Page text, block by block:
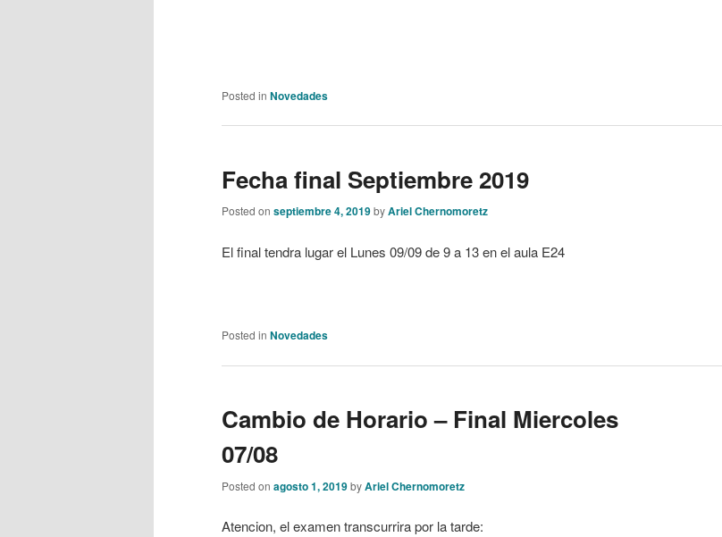
Posted in Novedades
Fecha final Septiembre 2019
Posted on septiembre 4, 2019byAriel Chernomoretz
El final tendra lugar el Lunes 09/09 de 9 a 13 en el aula E24
Posted in Novedades
Cambio de Horario – Final Miercoles
07/08
Posted on agosto 1, 2019byAriel Chernomoretz
Atencion, el examen transcurrira por la tarde: